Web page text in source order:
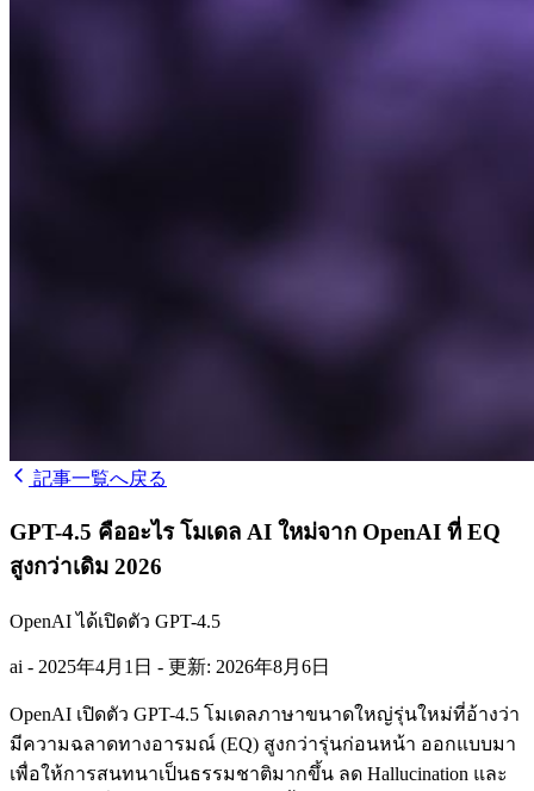
記事一覧へ戻る
GPT-4.5 คืออะไร โมเดล AI ใหม่จาก OpenAI ที่ EQ
สูงกว่าเดิม 2026
OpenAI ได้เปิดตัว GPT-4.5
ai - 2025年4月1日 - 更新: 2026年8月6日
OpenAI เปิดตัว GPT-4.5 โมเดลภาษาขนาดใหญ่รุ่นใหม่ที่อ้างว่า
มีความฉลาดทางอารมณ์ (EQ) สูงกว่ารุ่นก่อนหน้า ออกแบบมา
เพื่อให้การสนทนาเป็นธรรมชาติมากขึ้น ลด Hallucination และ